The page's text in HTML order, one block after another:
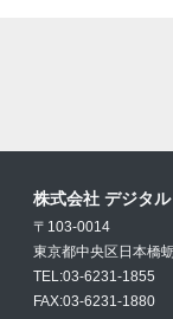
株式会社 デジタ
〒103-0014
東京都中央区日本橋
TEL:03-6231-1855
FAX:03-6231-1880